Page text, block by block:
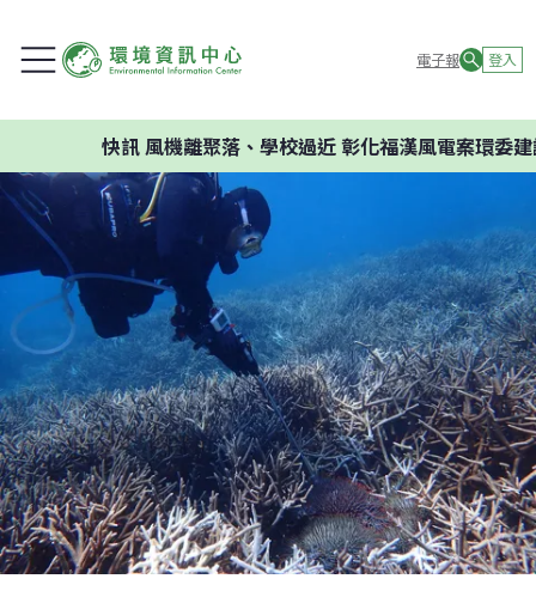
電子報 登入
風機離聚落、學校過近 彰化福漢風電案環委建議不